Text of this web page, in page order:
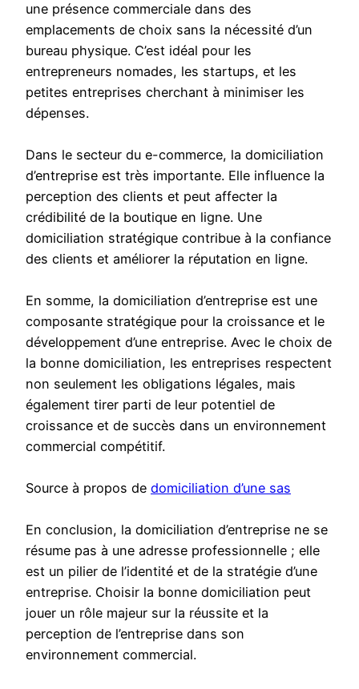
une présence commerciale dans des
emplacements de choix sans la nécessité d’un
bureau physique. C’est idéal pour les
entrepreneurs nomades, les startups, et les
petites entreprises cherchant à minimiser les
dépenses.
Dans le secteur du e-commerce, la domiciliation
d’entreprise est très importante. Elle influence la
perception des clients et peut affecter la
crédibilité de la boutique en ligne. Une
domiciliation stratégique contribue à la confiance
des clients et améliorer la réputation en ligne.
En somme, la domiciliation d’entreprise est une
composante stratégique pour la croissance et le
développement d’une entreprise. Avec le choix de
la bonne domiciliation, les entreprises respectent
non seulement les obligations légales, mais
également tirer parti de leur potentiel de
croissance et de succès dans un environnement
commercial compétitif.
Source à propos de domiciliation d’une sas
En conclusion, la domiciliation d’entreprise ne se
résume pas à une adresse professionnelle ; elle
est un pilier de l’identité et de la stratégie d’une
entreprise. Choisir la bonne domiciliation peut
jouer un rôle majeur sur la réussite et la
perception de l’entreprise dans son
environnement commercial.